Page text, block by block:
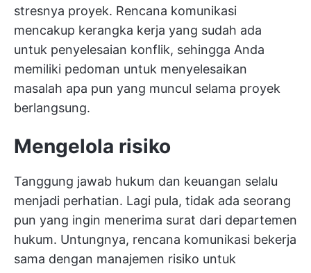
stresnya proyek. Rencana komunikasi
mencakup kerangka kerja yang sudah ada
untuk penyelesaian konflik, sehingga Anda
memiliki pedoman untuk menyelesaikan
masalah apa pun yang muncul selama proyek
berlangsung.
Mengelola risiko
Tanggung jawab hukum dan keuangan selalu
menjadi perhatian. Lagi pula, tidak ada seorang
pun yang ingin menerima surat dari departemen
hukum. Untungnya, rencana komunikasi bekerja
sama dengan manajemen risiko untuk